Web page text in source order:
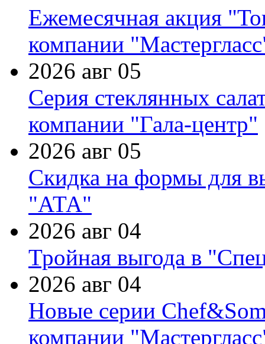
Ежемесячная акция
компании
2026 авг 05
Серия стеклянных
компании "Гала-центр"
2026 авг 05
Скидка на формы для
"АТА"
2026 авг 04
Тройная выгода в
2026 авг 04
Новые серии
компании